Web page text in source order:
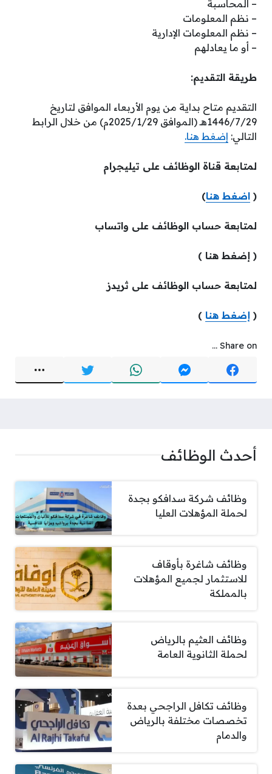
– المحاسبة
– نظم المعلومات
– نظم المعلومات الإدارية
– أو ما يعادلهم
طريقة التقديم:
التقديم متاح بداية من يوم الأربعاء الموافق لتاريخ
1446/7/29هـ (الموافق 2025/1/29م) من خلال الرابط
التالي: إضغط هنا.
لمتابعة قناة الوظائف على تيليجرام
( اضغط هنا)
لمتابعة حساب الوظائف على واتساب
( إضغط هنا )
لمتابعة حساب الوظائف على ثريدز
( إضغط هنا )
Share on ...
أحدث الوظائف
وظائف شركة سدافكو بجدة
لحملة المؤهلات العليا
وظائف شاغرة بأوقاف
للاستثمار لجميع المؤهلات
بالمملكة
وظائف العثيم بالرياض
لحملة الثانوية العامة
وظائف تكافل الراجحي بعدة
تخصصات مختلفة بالرياض
والدمام